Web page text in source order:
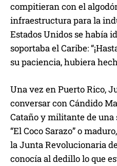
compitieran con el
infraestructura para la
Estados Unidos se había
soportaba el Caribe:
su paciencia, hubiera
Una vez en Puerto Rico,
conversar con Cándido
Cataño y militante de una
“El Coco Sarazo” o
la Junta Revolucionaria
conocía al dedillo lo que